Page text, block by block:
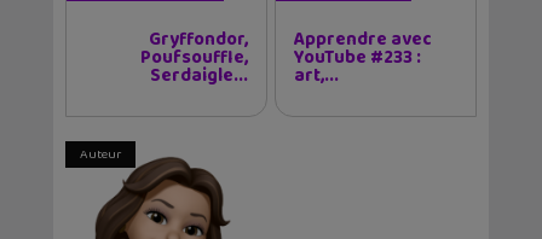
Gryffondor,
Poufsouffle,
Serdaigle...
Apprendre avec
YouTube #233 :
art,...
Auteur